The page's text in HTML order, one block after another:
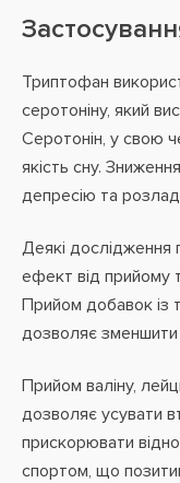
Триптофан
серотоніну, який
Серотонін, у свою
якість сну.
депресію та
Деякі дослідження
ефект від прийому
Прийом добавок
дозволяє зменшити
Прийом валіну,
дозволяє усувати
прискорювати
спортом, що